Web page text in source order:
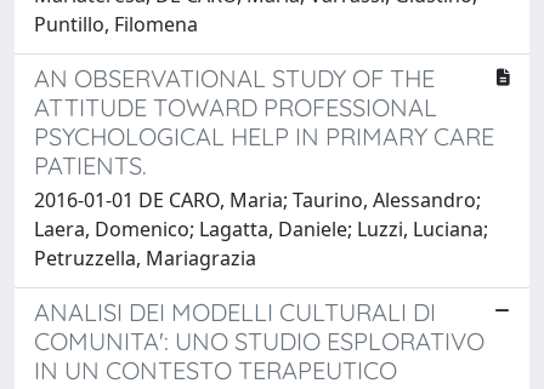
Puntillo, Filomena
AN OBSERVATIONAL STUDY OF THE
ATTITUDE TOWARD PROFESSIONAL
PSYCHOLOGICAL HELP IN PRIMARY CARE
PATIENTS.
2016-01-01 DE CARO, Maria; Taurino, Alessandro;
Laera, Domenico; Lagatta, Daniele; Luzzi, Luciana;
Petruzzella, Mariagrazia
ANALISI DEI MODELLI CULTURALI DI
COMUNITA': UNO STUDIO ESPLORATIVO
IN UN CONTESTO TERAPEUTICO